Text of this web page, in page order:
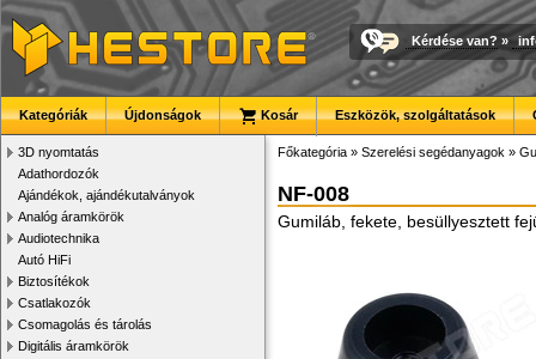
Kérdése van? »
Kategóriák Újdonságok Kosár Eszközök, szolgáltatások
3D nyomtatás
Adathordozók
Ajándékok, ajándékutalványok
Analóg áramkörök
Audiotechnika
Autó HiFi
Biztosítékok
Csatlakozók
Csomagolás és tárolás
Digitális áramkörök
Főkategória » Szerelési segédanyagok »
NF-008
Gumiláb, fekete, besüllyesztett